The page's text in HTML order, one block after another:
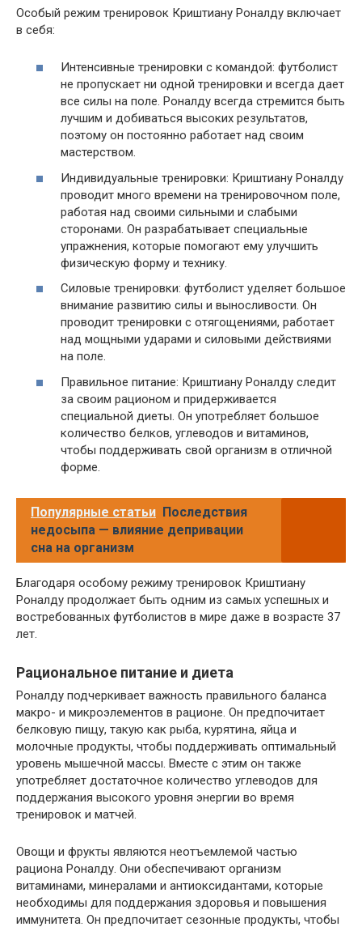
Особый режим тренировок Криштиану Роналду включает
в себя:
Интенсивные тренировки с командой: футболист
не пропускает ни одной тренировки и всегда дает
все силы на поле. Роналду всегда стремится быть
лучшим и добиваться высоких результатов,
поэтому он постоянно работает над своим
мастерством.
Индивидуальные тренировки: Криштиану Роналду
проводит много времени на тренировочном поле,
работая над своими сильными и слабыми
сторонами. Он разрабатывает специальные
упражнения, которые помогают ему улучшить
физическую форму и технику.
Силовые тренировки: футболист уделяет большое
внимание развитию силы и выносливости. Он
проводит тренировки с отягощениями, работает
над мощными ударами и силовыми действиями
на поле.
Правильное питание: Криштиану Роналду следит
за своим рационом и придерживается
специальной диеты. Он употребляет большое
количество белков, углеводов и витаминов,
чтобы поддерживать свой организм в отличной
форме.
Популярные статьи Последствия
недосыпа — влияние депривации
сна на организм
Благодаря особому режиму тренировок Криштиану
Роналду продолжает быть одним из самых успешных и
востребованных футболистов в мире даже в возрасте 37
лет.
Рациональное питание и диета
Роналду подчеркивает важность правильного баланса
макро- и микроэлементов в рационе. Он предпочитает
белковую пищу, такую как рыба, курятина, яйца и
молочные продукты, чтобы поддерживать оптимальный
уровень мышечной массы. Вместе с этим он также
употребляет достаточное количество углеводов для
поддержания высокого уровня энергии во время
тренировок и матчей.
Овощи и фрукты являются неотъемлемой частью
рациона Роналду. Они обеспечивают организм
витаминами, минералами и антиоксидантами, которые
необходимы для поддержания здоровья и повышения
иммунитета. Он предпочитает сезонные продукты, чтобы